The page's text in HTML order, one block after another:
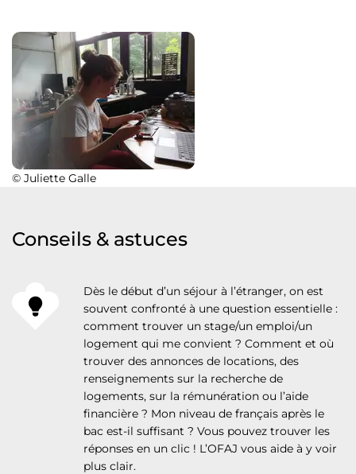
© Juliette Galle
Conseils & astuces
Dès le début d’un séjour à l’étranger, on est
souvent confronté à une question essentielle :
comment trouver un stage/un emploi/un
logement qui me convient ? Comment et où
trouver des annonces de locations, des
renseignements sur la recherche de
logements, sur la rémunération ou l’aide
financière ? Mon niveau de français après le
bac est-il suffisant ? Vous pouvez trouver les
réponses en un clic ! L’OFAJ vous aide à y voir
plus clair.